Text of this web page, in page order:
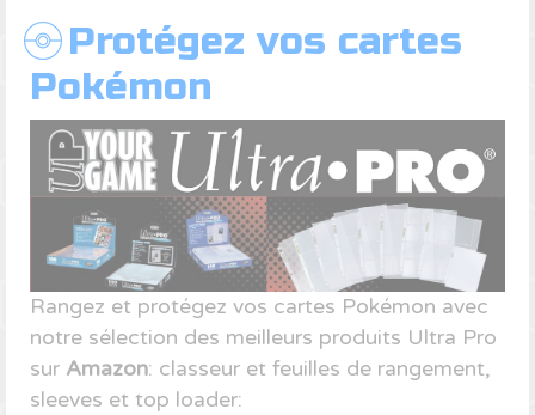
Protégez vos cartes
Pokémon
Rangez et protégez vos cartes Pokémon avec
notre sélection des meilleurs produits Ultra Pro
sur Amazon: classeur et feuilles de rangement,
sleeves et top loader: